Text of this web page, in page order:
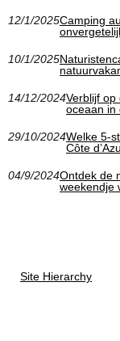
12/1/2025Camping
10/1/2025
14/12/2024Verblijf op
oceaan in
29/10/2024Welke 5-
Côte
04/9/2024Ontdek de
weekendje
Site Hierarchy